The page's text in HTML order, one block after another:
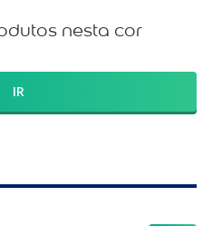
nesta cor
IR